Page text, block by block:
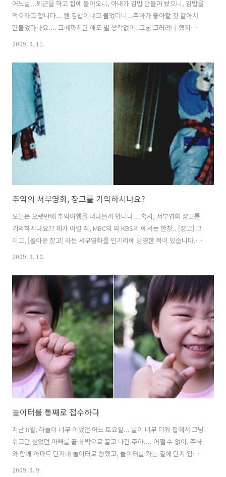
어느날...퇴근을 하고 집에 들어오니, 아내가 김밥 만들어 놨으니, 김밥을
먹으라고 합니다... 왠 김밥이냐고 물었더니...주하가 좋아할 것 같아서
만들었다나요.... 그때까지만 해도 별 생각없이..그냥 그러려니 했지
요.... 씻고 나서, 김밥 먹게 달라고 하니...주하 엄마가 접시에 김밥을 담
이상합니다... 다시 보니, 먹을 수 없는 김밥이네요.... 백업이라는 것을
가지고 만든 모형 김밥입니다...아이를 위해 만든 엄마표 김밥 교구인 것
이죠...^^ 백업으로 밥을 대신하고, 검정색 전선테이브를 감아서...김을
만들고.... 색깔 찍찍이를 이용해서 김밥 속의 야채를 표현했네요... 이렇
게 찍찍이를 이용해 붙여놓으니, 영락없는..
2009. 9. 11.
추억의 서부영화, 쟝고를 기억하시나요?
오늘은 오랫만에 추억여행을 떠나볼까 합니다... 혹시, 서부영화 쟝고를
기억하시나요?? 제가 어릴 적, MBC의 와 KBS의 에서는 한창.. [쟝고] 그
리고, [돌아온 쟝고] 라는 서부영화를 인기리에 방영한 적이 있습니다.
'프랑코 네로'라는 배우가 주연을 맡았던 영화인데요...정말 재밌게 봤던
진에서 보이는 것처럼) 관 하나를 끌고 다녔죠... 그 관 안에는 일반적인
서부영화에서는 생각지도 못할 막강 화력의 기관총이 들어있습니다. 총
솜씨도 좋았지만, 무엇보다 저 엄청난 위력의 기관총으로 악당들을 순식
간에 헤치워 버리던 쟝고... 당시, 쟝고 뿐만 아니라, SHANE 등 각종 서
부영화가 인기를 끌던 시기였죠... 솔직히, 자세한 ..
2009. 9. 10.
놀이터를 통째로 접수하다
지난 8월, 하늘이 너무 이뻤던 어느 토요일... 날이 너무 더워 집에서 그냥
쉬고만 싶었던 아빠를 끝내 밖으로 끌고 나간 주하.... 어쩔 수 없이, 주하
와 함께 아파트 단지내 놀이터로 향했고, 놀이터를 가는 길에 단지 입구
를 지나쳤습니다. 아파트 단지 입구에 있는 조각상입니다. 평소, 주하는
2009. 9. 9.